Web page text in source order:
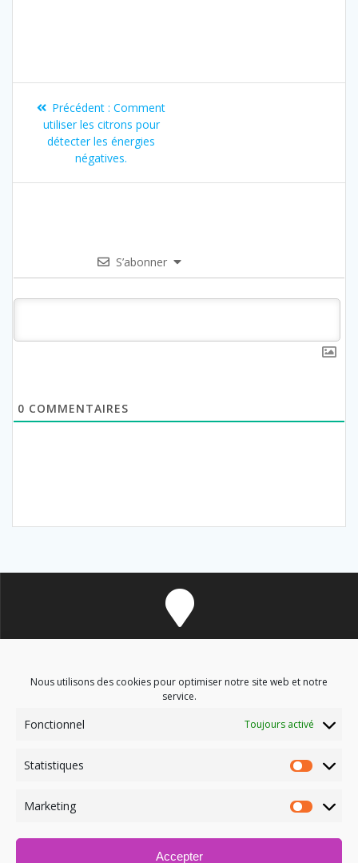
Nous utilisons des cookies pour optimiser notre site web et notre
service.
Fonctionnel Toujours activé
Statistiques
Marketing
Accepter
Précédent : Comment
utiliser les citrons pour
détecter les énergies
négatives.
S’abonner
0 COMMENTAIRES